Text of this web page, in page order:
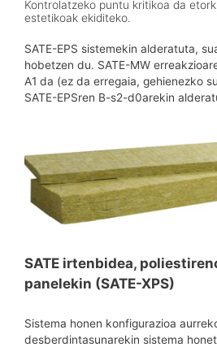
Kontrolatzeko puntu kritikoa da
estetikoak ekiditeko.
SATE-EPS sistemekin alderatuta,
hobetzen du. SATE-MW
A1 da (ez da erregaia, gehienezko
SATE-EPSren B-s2-d0arekin
SATE irtenbidea,
panelekin (SATE-XPS)
Sistema honen konfigurazioa
desberdintasunarekin sistema